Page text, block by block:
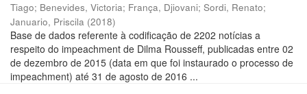
Tiago; Benevides, Victoria; França, Djiovani; Sordi, Renato;
Januario, Priscila (2018)
Base de dados referente à codificação de 2202 notícias a
respeito do impeachment de Dilma Rousseff, publicadas entre 02
de dezembro de 2015 (data em que foi instaurado o processo de
impeachment) até 31 de agosto de 2016 ...